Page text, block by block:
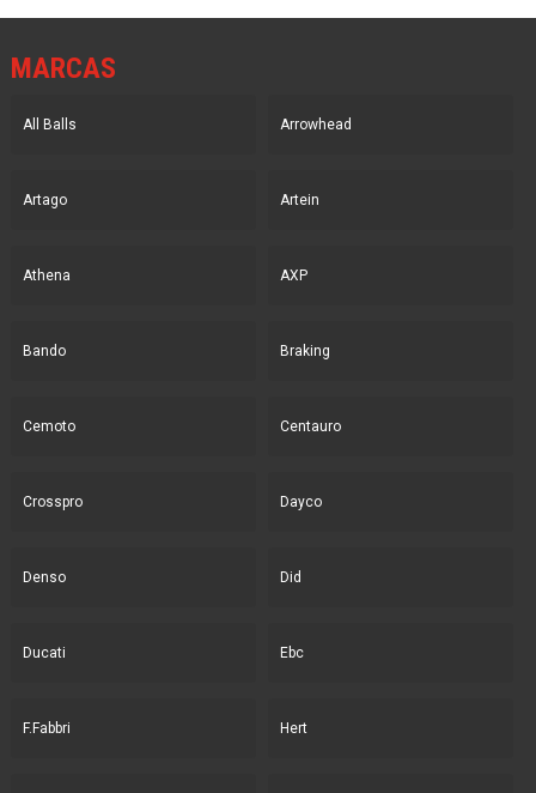
MARCAS
All Balls Arrowhead
Artago Artein
Athena AXP
Bando Braking
Cemoto Centauro
Crosspro Dayco
Denso Did
Ducati Ebc
F.Fabbri Hert